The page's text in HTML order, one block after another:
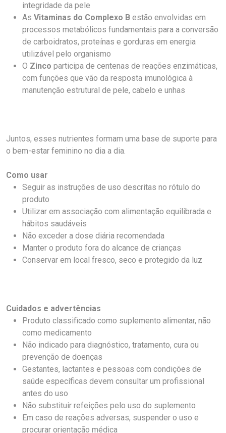
integridade da pele
As Vitaminas do Complexo B estão envolvidas em
processos metabólicos fundamentais para a conversão
de carboidratos, proteínas e gorduras em energia
utilizável pelo organismo
O Zinco participa de centenas de reações enzimáticas,
com funções que vão da resposta imunológica à
manutenção estrutural de pele, cabelo e unhas
Juntos, esses nutrientes formam uma base de suporte para
o bem-estar feminino no dia a dia.
Como usar
Seguir as instruções de uso descritas no rótulo do
produto
Utilizar em associação com alimentação equilibrada e
hábitos saudáveis
Não exceder a dose diária recomendada
Manter o produto fora do alcance de crianças
Conservar em local fresco, seco e protegido da luz
Cuidados e advertências
Produto classificado como suplemento alimentar, não
como medicamento
Não indicado para diagnóstico, tratamento, cura ou
prevenção de doenças
Gestantes, lactantes e pessoas com condições de
saúde específicas devem consultar um profissional
antes do uso
Não substituir refeições pelo uso do suplemento
Em caso de reações adversas, suspender o uso e
procurar orientação médica